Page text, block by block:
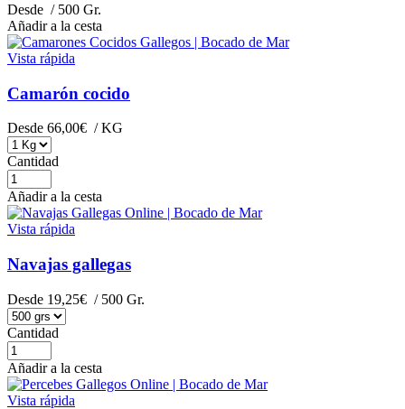
Desde / 500 Gr.
Añadir a la cesta
Vista rápida
Camarón cocido
Desde 66,00€ / KG
Cantidad
Añadir a la cesta
Vista rápida
Navajas gallegas
Desde 19,25€ / 500 Gr.
Cantidad
Añadir a la cesta
Vista rápida